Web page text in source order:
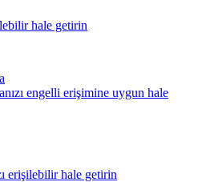
hale getirin
engelli erişimine uygun hale
erişilebilir hale getirin